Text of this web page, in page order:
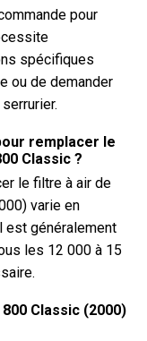
pour
spécifiques
ou de demander
remplacer le
Classic ?
le filtre à air de
varie en
est généralement
les 12 000 à 15
Classic (2000)